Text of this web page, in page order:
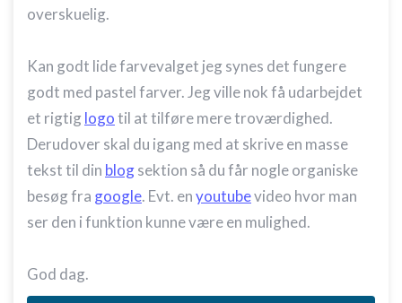
overskuelig.
Kan godt lide farvevalget jeg synes det fungere
godt med pastel farver. Jeg ville nok få udarbejdet
et rigtig logotil at tilføre mere troværdighed.
Derudover skal du igang med at skrive en masse
tekst til din blogsektion så du får nogle organiske
besøg fra google. Evt. enyoutubevideo hvor man
ser den i funktion kunne være en mulighed.
God dag.